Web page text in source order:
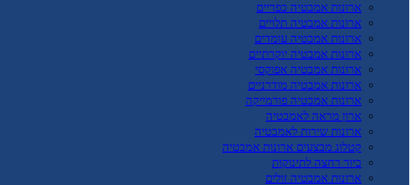
ארונות אמבטיה כפריים
ארונות אמבטיה תלויים
ארונות אמבטיה עומדים
ארונות אמבטיה יוקרתיים
ארונות אמבטיה אפוקסי
ארונות אמבטיה מודרניים
ארונות אמבטיה פורמייקה
ארון מראה לאמבטיה
ארונות שירות לאמבטיה
קטלוג מבצעים ארונות אמבטיה
כיור רחצה לתינוקות
ארונות אמבטיה זולים